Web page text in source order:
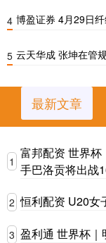
4 博盈证券 4月29日
5 云天华成 张坤在管
最新文章
1
富邦配资 世界
手巴洛贡将出战
2 恒利配资 U20女
3 盈利通 世界杯｜